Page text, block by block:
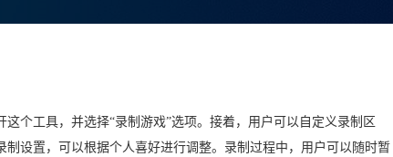
个工具，并选择“录制游戏”选项。接着，用户可以自定义录制区
设置，可以根据个人喜好进行调整。录制过程中，用户可以随时暂